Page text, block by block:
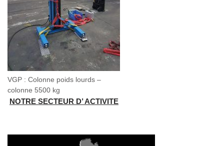
VGP : Colonne poids lourds –
colonne 5500 kg
NOTRE SECTEUR D’ ACTIVITE